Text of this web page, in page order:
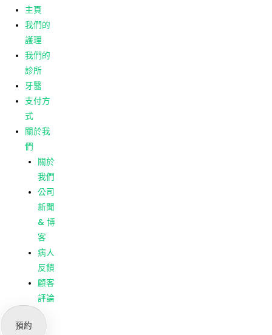
& 博
客
病人
反饋
顧客
評論
主頁
我們的
護理
我們的
診所
牙醫
支付方
關於我
關於
我們
公司
新聞
主頁
我們的
護理
我們的
診所
牙醫
支付方
式
關於我
們
關於
我們
公司
新聞
& 博
客
病人
反饋
顧客
評論
預約